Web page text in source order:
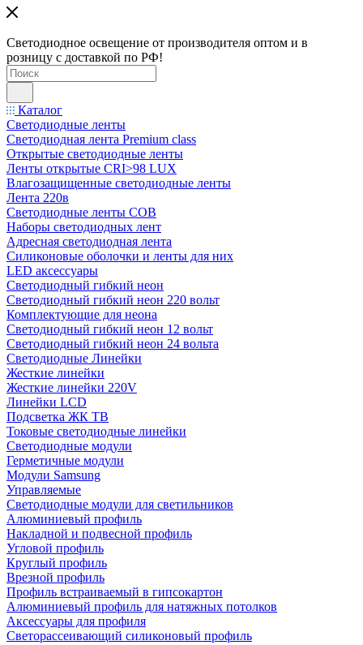
Светодиодное освещение от производителя оптом и в
розницу с доставкой по РФ!
Каталог
Светодиодные ленты
Светодиодная лента Premium class
Открытые светодиодные ленты
Ленты открытые CRI>98 LUX
Влагозащищенные светодиодные ленты
Лента 220в
Светодиодные ленты COB
Наборы светодиодных лент
Адресная светодиодная лента
Силиконовые оболочки и ленты для них
LED аксессуары
Светодиодный гибкий неон
Светодиодный гибкий неон 220 вольт
Комплектующие для неона
Светодиодный гибкий неон 12 вольт
Светодиодный гибкий неон 24 вольта
Светодиодные Линейки
Жесткие линейки
Жесткие линейки 220V
Линейки LCD
Подсветка ЖК ТВ
Токовые светодиодные линейки
Светодиодные модули
Герметичные модули
Модули Samsung
Управляемые
Светодиодные модули для светильников
Алюминиевый профиль
Накладной и подвесной профиль
Угловой профиль
Круглый профиль
Врезной профиль
Профиль встраиваемый в гипсокартон
Алюминиевый профиль для натяжных потолков
Аксессуары для профиля
Светорассеивающий силиконовый профиль